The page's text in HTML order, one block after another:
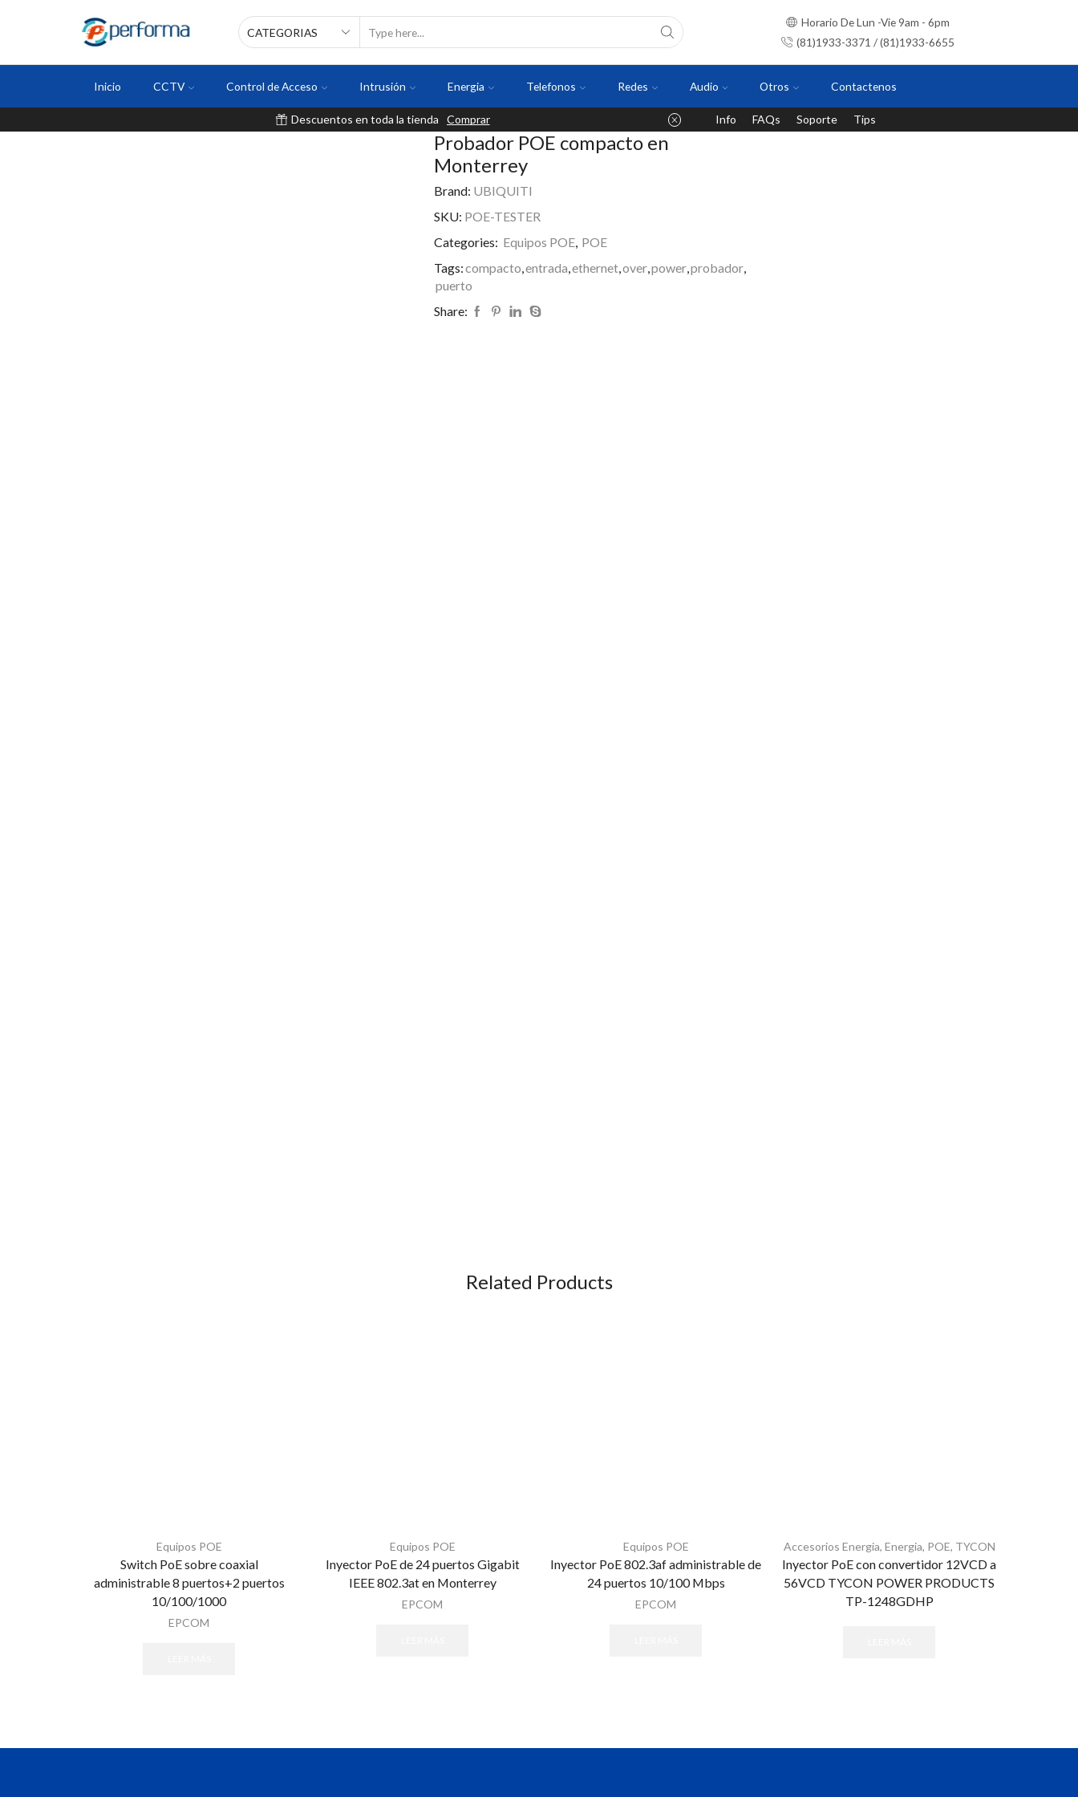
Horario De Lun -Vie 9am - 6pm
(81)1933-3371 / (81)1933-6655
Inicio CCTV Control de Acceso Intrusión Energia Telefonos Redes Audio Otros Contactenos
Descuentos en toda la tienda Comprar Info FAQs Soporte Tips
Probador POE compacto en
Monterrey
Brand: UBIQUITI
SKU: POE-TESTER
Categories: Equipos POE, POE
Tags:compacto,entrada,ethernet,over,power,probador,
puerto
Share:
Related Products
Equipos POE
Switch PoE sobre coaxial
administrable 8 puertos+2 puertos
10/100/1000
EPCOM
Equipos POE
Inyector PoE de 24 puertos Gigabit
IEEE 802.3at en Monterrey
EPCOM
Equipos POE
Inyector PoE 802.3af administrable de
24 puertos 10/100 Mbps
EPCOM
Accesorios Energia, Energia, POE, TYCON
Inyector PoE con convertidor 12VCD a
56VCD TYCON POWER PRODUCTS
TP-1248GDHP